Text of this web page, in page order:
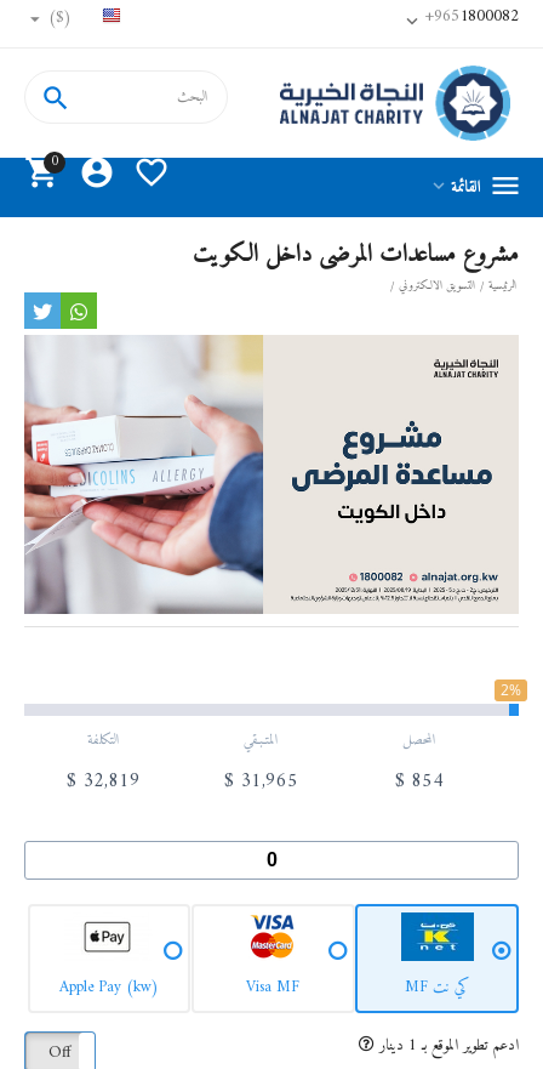
($) +9651800082

0
  

 القائمة 
مشروع مساعدات المرضى داخل الكويت
الرئيسية / التسويق الالكتروني /
2%
التكلفة
32,819
$
المتـبـقي
31,965
$
المحصل
854
$
كي نت MF Visa MF
Apple Pay (kw)
ادعم تطوير الموقع بـ 1 دينار Off